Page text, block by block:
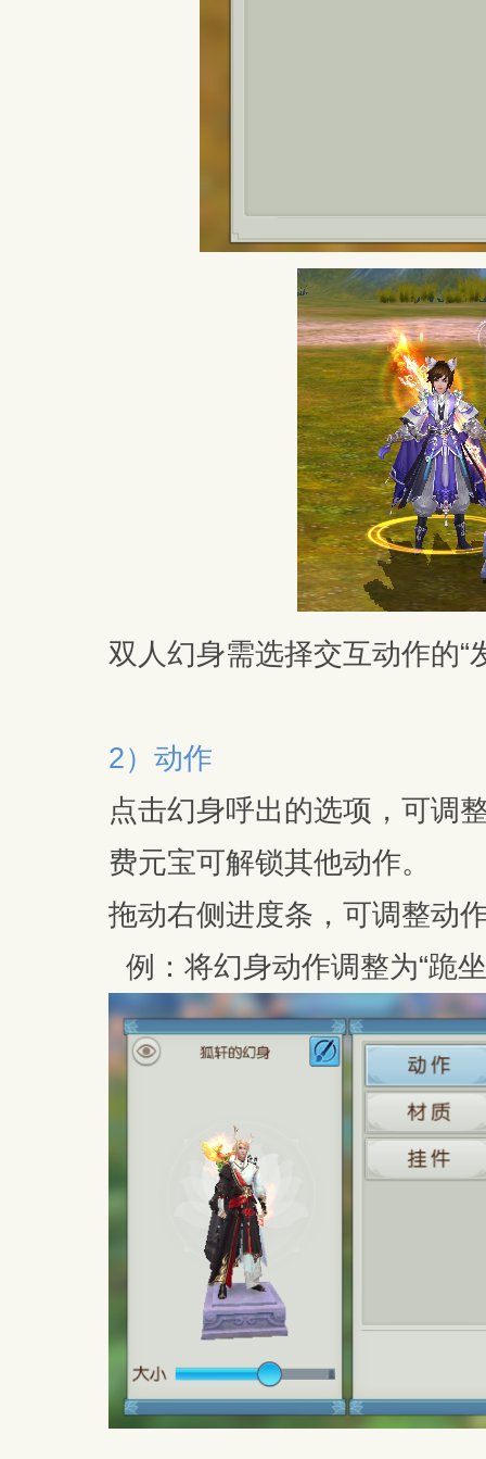
双人幻身需选择交互动作的“
2）动作
点击幻身呼出的选项，可调
费元宝可解锁其他动作。
拖动右侧进度条，可调整动
例：将幻身动作调整为“跪